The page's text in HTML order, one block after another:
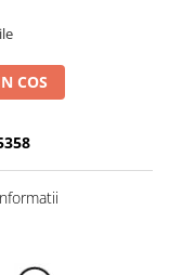
COS